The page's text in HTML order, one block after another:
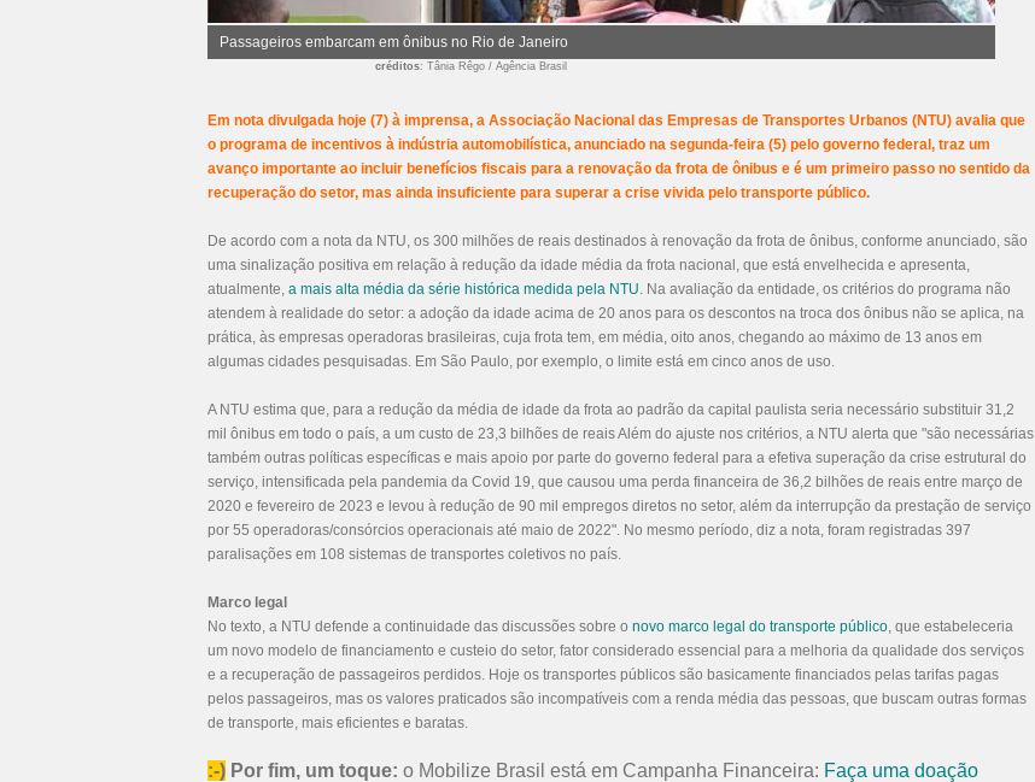
Passageiros embarcam em ônibus no Rio de Janeiro
créditos: Tânia Rêgo / Agência Brasil
Em nota divulgada hoje (7) à imprensa, a Associação Nacional das Empresas de Transportes Urbanos (NTU) avalia que
o programa de incentivos à indústria automobilística, anunciado na segunda-feira (5) pelo governo federal, traz um
avanço importante ao incluir benefícios fiscais para a renovação da frota de ônibus e é um primeiro passo no sentido da
recuperação do setor, mas ainda insuficiente para superar a crise vivida pelo transporte público.
De acordo com a nota da NTU, os 300 milhões de reais destinados à renovação da frota de ônibus, conforme anunciado, são
uma sinalização positiva em relação à redução da idade média da frota nacional, que está envelhecida e apresenta,
atualmente, a mais alta média da série histórica medida pela NTU. Na avaliação da entidade, os critérios do programa não
atendem à realidade do setor: a adoção da idade acima de 20 anos para os descontos na troca dos ônibus não se aplica, na
prática, às empresas operadoras brasileiras, cuja frota tem, em média, oito anos, chegando ao máximo de 13 anos em
algumas cidades pesquisadas. Em São Paulo, por exemplo, o limite está em cinco anos de uso.
A NTU estima que, para a redução da média de idade da frota ao padrão da capital paulista seria necessário substituir 31,2
mil ônibus em todo o país, a um custo de 23,3 bilhões de reais Além do ajuste nos critérios, a NTU alerta que "são necessárias
também outras políticas específicas e mais apoio por parte do governo federal para a efetiva superação da crise estrutural do
serviço, intensificada pela pandemia da Covid 19, que causou uma perda financeira de 36,2 bilhões de reais entre março de
2020 e fevereiro de 2023 e levou à redução de 90 mil empregos diretos no setor, além da interrupção da prestação de serviço
por 55 operadoras/consórcios operacionais até maio de 2022". No mesmo período, diz a nota, foram registradas 397
paralisações em 108 sistemas de transportes coletivos no país.
Marco legal
No texto, a NTU defende a continuidade das discussões sobre o novo marco legal do transporte público, que estabeleceria
um novo modelo de financiamento e custeio do setor, fator considerado essencial para a melhoria da qualidade dos serviços
e a recuperação de passageiros perdidos. Hoje os transportes públicos são basicamente financiados pelas tarifas pagas
pelos passageiros, mas os valores praticados são incompatíveis com a renda média das pessoas, que buscam outras formas
de transporte, mais eficientes e baratas.
:-) Por fim, um toque: o Mobilize Brasil está em Campanha Financeira: Faça uma doação